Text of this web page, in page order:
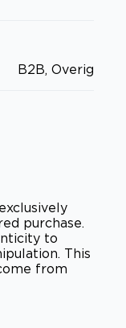
B2B, Overig
purchase.
to
This
from